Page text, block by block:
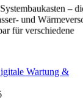
–
und
für verschiedene
Wartung &